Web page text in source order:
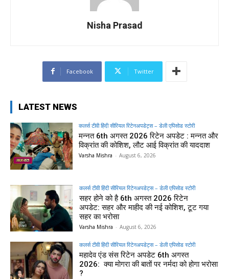
Nisha Prasad
Facebook Twitter
LATEST NEWS
कलर्स टीवी हिंदी सीरियल रिटेनअपडेट्स – डेली एपिसोड स्टोरी
मन्नत 6th अगस्त 2026 रिटेन अपडेट : मन्नत और
विक्रांत की कोशिश, लौट आई विक्रांत की याददाश
Varsha Mishra - August 6, 2026
कलर्स टीवी हिंदी सीरियल रिटेनअपडेट्स – डेली एपिसोड स्टोरी
सहर होने को है 6th अगस्त 2026 रिटेन
अपडेट: सहर और माहीद की नई कोशिश, टूट गया
सहर का भरोसा
Varsha Mishra - August 6, 2026
कलर्स टीवी हिंदी सीरियल रिटेनअपडेट्स – डेली एपिसोड स्टोरी
महादेव एंड संस रिटेन अपडेट 6th अगस्त
2026: क्या मोगरा की बातों पर नर्मदा को होगा भरोसा
?